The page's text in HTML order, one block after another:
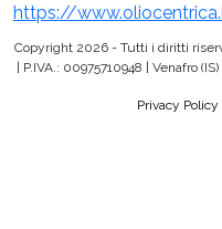
https://
Copyright 2026 - Tutti i diritti
| P.IVA.: 00975710948 | Venafro
Privacy Policy